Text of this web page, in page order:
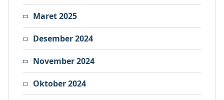
Maret 2025
Desember 2024
November 2024
Oktober 2024